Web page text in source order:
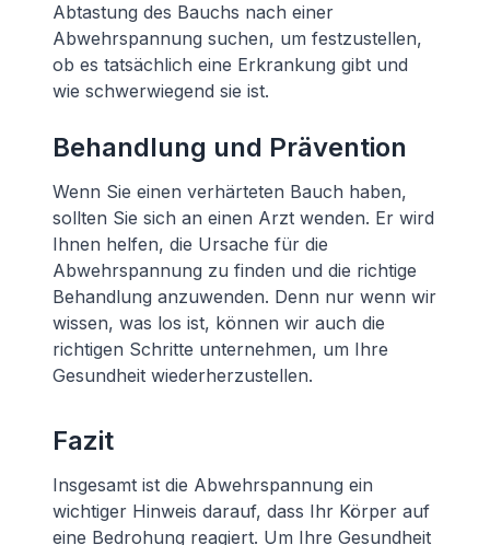
Abtastung des Bauchs nach einer
Abwehrspannung suchen, um festzustellen,
ob es tatsächlich eine Erkrankung gibt und
wie schwerwiegend sie ist.
Behandlung und Prävention
Wenn Sie einen verhärteten Bauch haben,
sollten Sie sich an einen Arzt wenden. Er wird
Ihnen helfen, die Ursache für die
Abwehrspannung zu finden und die richtige
Behandlung anzuwenden. Denn nur wenn wir
wissen, was los ist, können wir auch die
richtigen Schritte unternehmen, um Ihre
Gesundheit wiederherzustellen.
Fazit
Insgesamt ist die Abwehrspannung ein
wichtiger Hinweis darauf, dass Ihr Körper auf
eine Bedrohung reagiert. Um Ihre Gesundheit